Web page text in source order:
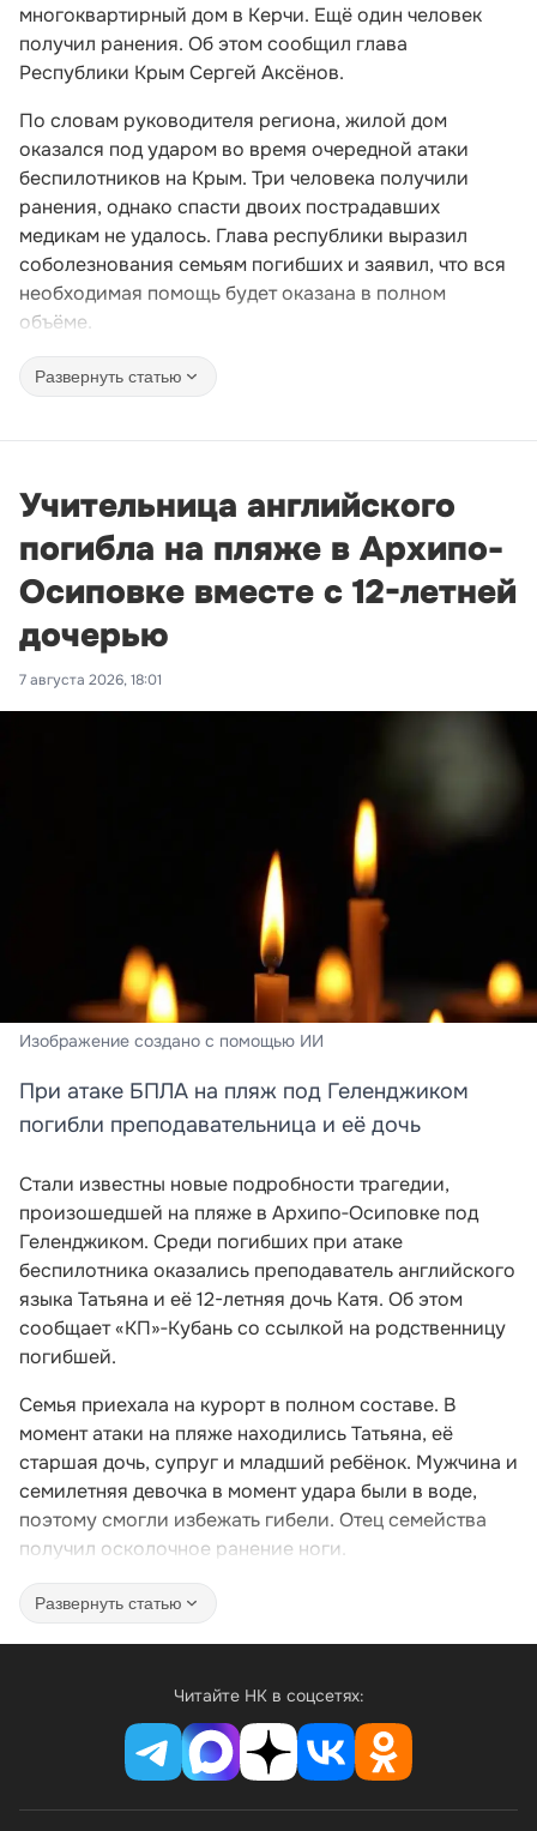
многоквартирный дом в Керчи. Ещё один человек
получил ранения. Об этом сообщил глава
Республики Крым Сергей Аксёнов.
По словам руководителя региона, жилой дом
оказался под ударом во время очередной атаки
беспилотников на Крым. Три человека получили
ранения, однако спасти двоих пострадавших
медикам не удалось. Глава республики выразил
соболезнования семьям погибших и заявил, что вся
необходимая помощь будет оказана в полном
объёме.
Развернуть статью
Учительница английского
погибла на пляже в Архипо-
Осиповке вместе с 12-летней
дочерью
7 августа 2026, 18:01
Изображение создано с помощью ИИ
При атаке БПЛА на пляж под Геленджиком
погибли преподавательница и её дочь
Стали известны новые подробности трагедии,
произошедшей на пляже в Архипо‑Осиповке под
Геленджиком. Среди погибших при атаке
беспилотника оказались преподаватель английского
языка Татьяна и её 12-летняя дочь Катя. Об этом
сообщает «КП»‑Кубань со ссылкой на родственницу
погибшей.
Семья приехала на курорт в полном составе. В
момент атаки на пляже находились Татьяна, её
старшая дочь, супруг и младший ребёнок. Мужчина и
семилетняя девочка в момент удара были в воде,
поэтому смогли избежать гибели. Отец семейства
получил осколочное ранение ноги.
Развернуть статью
Читайте НК в соцсетях: